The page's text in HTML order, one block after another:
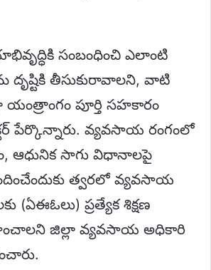
సంబంధించి ఎలాంటి
దృష్టికి తీసుకురావాలని, వాటి
పూర్తి సహకారం
పేర్కొన్నారు. వ్యవసాయ రంగంలో
ఆధునిక సాగు విధానాలపై
త్వరలో వ్యవసాయ
(ఏఈఓలు) ప్రత్యేక శిక్షణ
జిల్లా వ్యవసాయ అధికారి